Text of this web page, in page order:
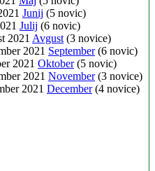
Junij (5 novic)
Julij (6 novic)
Avgust(3 novice)
September(6 novic)
Oktober(5 novic)
November(3 novice)
December(4 novice)